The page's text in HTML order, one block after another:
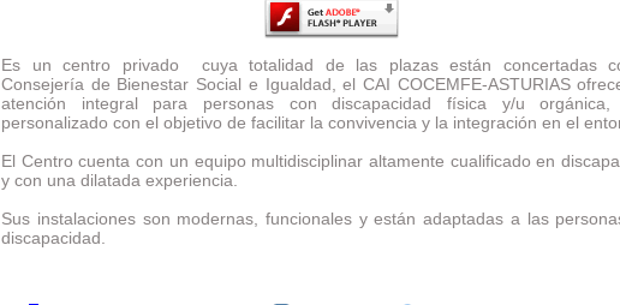
Es un centro privado cuya totalidad de las plazas están concertadas
Consejería de Bienestar Social e Igualdad, el CAI COCEMFE-ASTURIAS
atención integral para personas con discapacidad física y/u orgánica,
personalizado con el objetivo de facilitar la convivencia y la integración en el
El Centro cuenta con un equipo multidisciplinar altamente cualificado en
y con una dilatada experiencia.
Sus instalaciones son modernas, funcionales y están adaptadas a las
discapacidad.